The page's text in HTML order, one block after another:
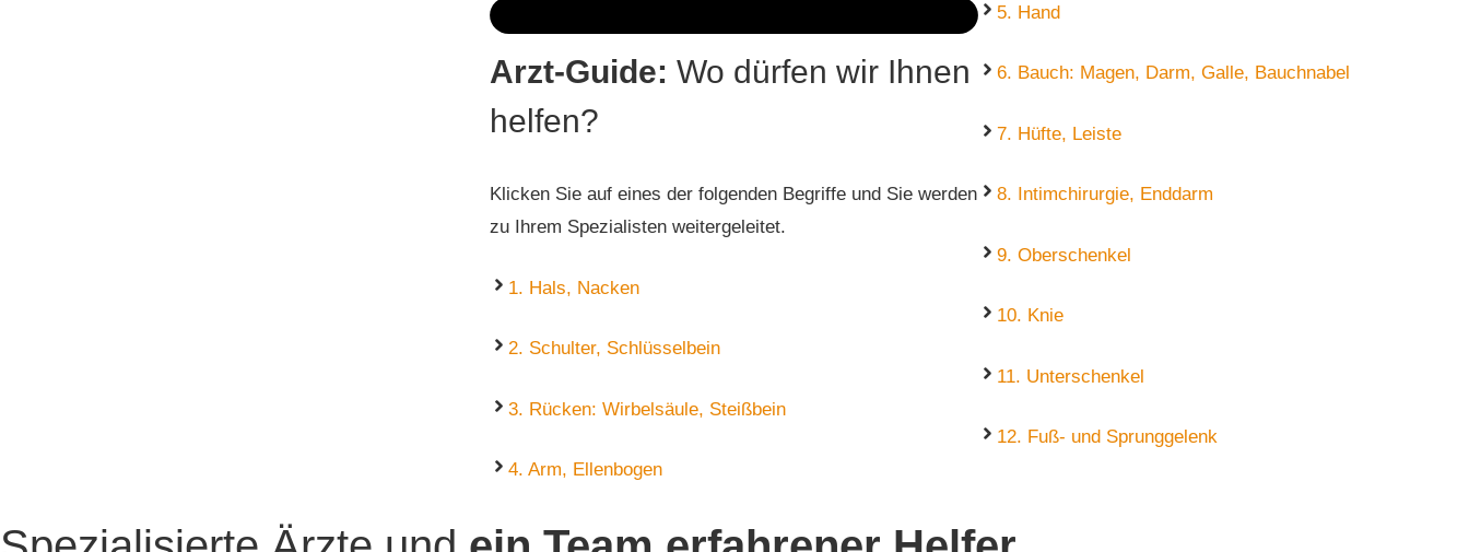
Arzt-Guide: Wo dürfen wir Ihnen
helfen?
Klicken Sie auf eines der folgenden Begriffe und Sie werden
zu Ihrem Spezialisten weitergeleitet.
1. Hals, Nacken
2. Schulter, Schlüsselbein
3. Rücken: Wirbelsäule, Steißbein
4. Arm, Ellenbogen
5. Hand
6. Bauch: Magen, Darm, Galle, Bauchnabel
7. Hüfte, Leiste
8. Intimchirurgie, Enddarm
9. Oberschenkel
10. Knie
11. Unterschenkel
12. Fuß- und Sprunggelenk